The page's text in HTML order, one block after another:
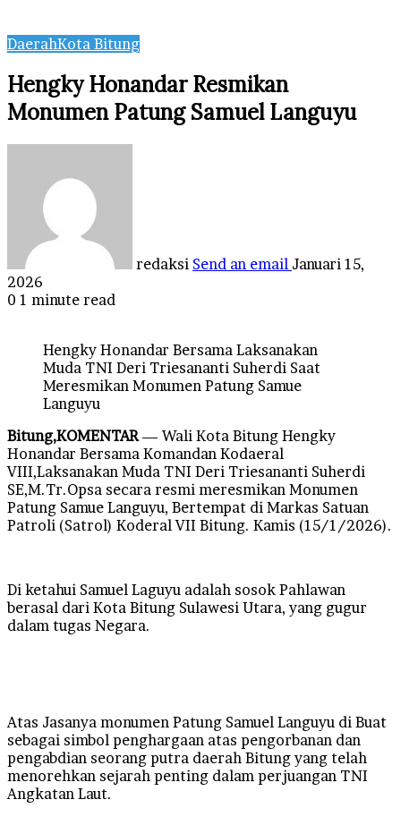
DaerahKota Bitung
Hengky Honandar Resmikan
Monumen Patung Samuel Languyu
redaksi Send an email Januari 15,
2026
0 1 minute read
Hengky Honandar Bersama Laksanakan
Muda TNI Deri Triesananti Suherdi Saat
Meresmikan Monumen Patung Samue
Languyu
Bitung,KOMENTAR— Wali Kota Bitung Hengky
Honandar Bersama Komandan Kodaeral
VIII,Laksanakan Muda TNI Deri Triesananti Suherdi
SE,M.Tr.Opsa secara resmi meresmikan Monumen
Patung Samue Languyu, Bertempat di Markas Satuan
Patroli (Satrol) Koderal VII Bitung. Kamis (15/1/2026).
Di ketahui Samuel Laguyu adalah sosok Pahlawan
berasal dari Kota Bitung Sulawesi Utara, yang gugur
dalam tugas Negara.
Atas Jasanya monumen Patung Samuel Languyu di Buat
sebagai simbol penghargaan atas pengorbanan dan
pengabdian seorang putra daerah Bitung yang telah
menorehkan sejarah penting dalam perjuangan TNI
Angkatan Laut.